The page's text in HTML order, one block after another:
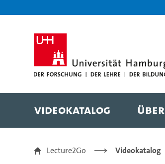
Videokatalog Über
Videokatalog
Lecture2Go Videokatalog